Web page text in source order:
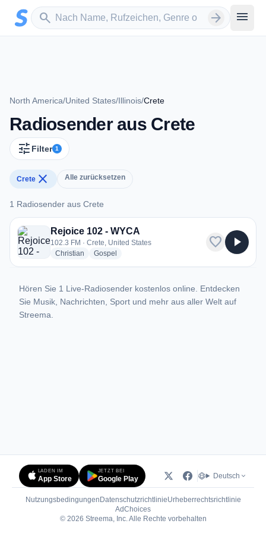
Zum Hauptinhalt springen
search
Sender suchen arrow_forward menu
North America/United States/Illinois/Crete
Radiosender aus Crete
tune Filter 1
Crete close Alle zurücksetzen
1 Radiosender aus Crete
1 Radiosender aus Crete
Rejoice 102 - WYCA
102.3 FM · Crete, United States
Christian radio stations
Gospel
favorite play_arrow
Hören Sie 1 Live-Radiosender kostenlos online. Entdecken
Sie Musik, Nachrichten, Sport und mehr aus aller Welt auf
Streema.
LADEN IM
App Store
JETZT BEI
Google Play Deutsch
Nutzungsbedingungen DatenschutzrichtlinieUrheberrechtsrichtlinie
AdChoices(öffnet in neuem Tab)
© 2026 Streema, Inc. Alle Rechte vorbehalten